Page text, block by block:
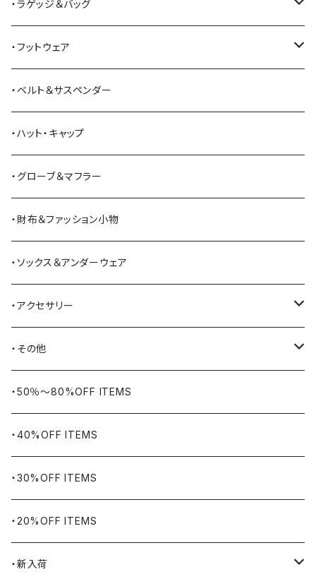
All American Khakis
American Optical
ANDERSON BEAN BOOT CO.
Bass Pro Shops
BATTLE LAKE
Barbour
BAYSIDE
BELSTAFF
BIG BILL
WORKERS BIGDAY
BHADUR
Bills KHAKIS
BLUCO
Blundstone
ベスト
セーター
スウェットシャツ
カーディガン
パーカー
ワークパンツ
オーバーオール
ミリタリーパンツ
ツナギ
ジャージ・スウェット
ハーフパンツ・ショートパンツ
コート
ジャケット
ベスト
・ラゲッジ＆バッグ
トートバッグ
ショルダーバッグ
リュック・バックパック
ボストンバッグ・ダッフルバッグ
ヒップバッグ・ファニーパック
ブリーフケース
ツールバッグ
・フットウェア
ブーツ
スニーカー
サンダル
その他シューズ
シュー用品
・ベルト＆サスペンダー
・ハット・キャップ
・グローブ＆マフラー
・財布＆ファッション小物
・ソックス＆アンダーウェア
・アクセサリー
バングル・ブレスレット
リング
ネックレス・ペンダント
ピンズ・ブローチ
腕時計
・その他
ヴィンテージ
アウトドア用品
ナバホラグ・ビンテージラグ
ブランケット
食品
・50％〜80%OFF ITEMS
・40%OFF ITEMS
・30%OFF ITEMS
・20%OFF ITEMS
・新入荷